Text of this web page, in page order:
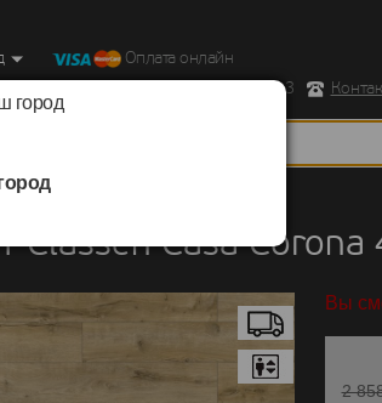
город
Оплата онлайн
Ул. Республиканская д.43 корпус 3
Classen Casa
Вы
2